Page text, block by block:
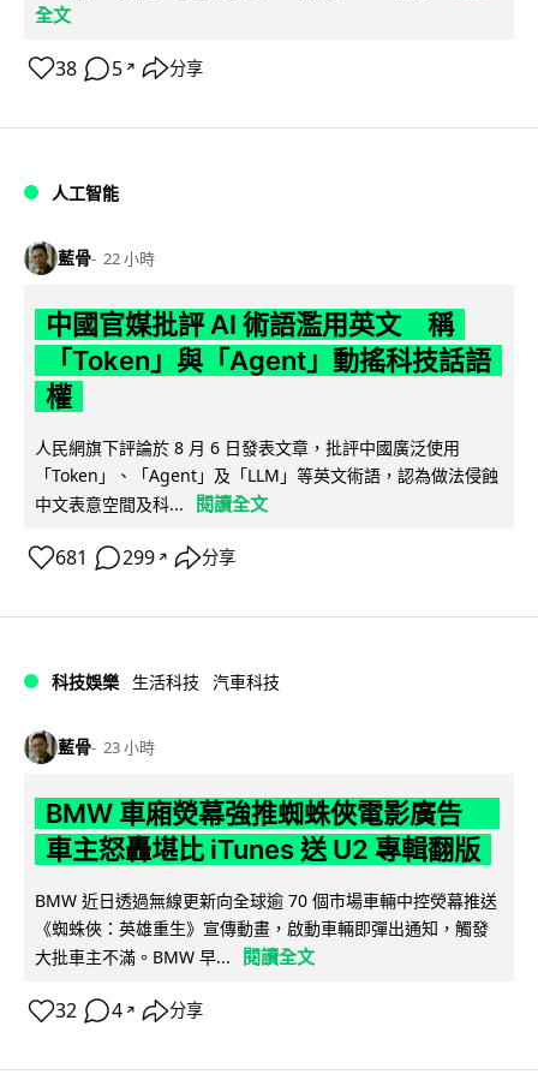
全文
38 5 ↗ 分享
人工智能
藍骨 22 小時
中國官媒批評 AI 術語濫用英文 稱
「Token」與「Agent」動搖科技話語
權
人民網旗下評論於 8 月 6 日發表文章，批評中國廣泛使用
「Token」、「Agent」及「LLM」等英文術語，認為做法侵蝕
中文表意空間及科...
閱讀全文
681 299 ↗ 分享
科技娛樂 生活科技 汽車科技
藍骨 23 小時
BMW 車廂熒幕強推蜘蛛俠電影廣告
車主怒轟堪比 iTunes 送 U2 專輯翻版
BMW 近日透過無線更新向全球逾 70 個市場車輛中控熒幕推送
《蜘蛛俠：英雄重生》宣傳動畫，啟動車輛即彈出通知，觸發
大批車主不滿。BMW 早...
閱讀全文
32 4 ↗ 分享